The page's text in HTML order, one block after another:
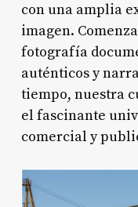
con una amplia
imagen.
fotografía
auténticos y
tiempo, nuestra
el fascinante
comercial y